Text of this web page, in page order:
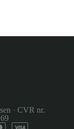
· CVR nr.